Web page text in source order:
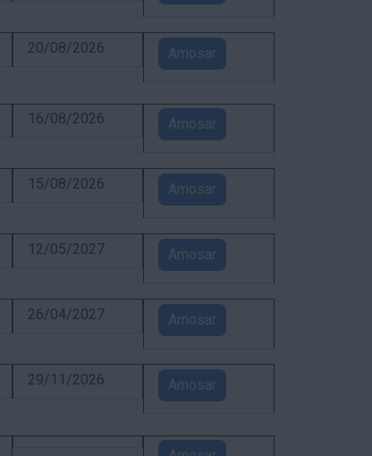
20/08/2026 Amosar
16/08/2026 Amosar
15/08/2026 Amosar
12/05/2027 Amosar
26/04/2027 Amosar
29/11/2026 Amosar